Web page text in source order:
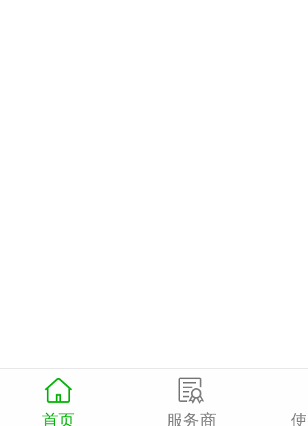

首页

服务商